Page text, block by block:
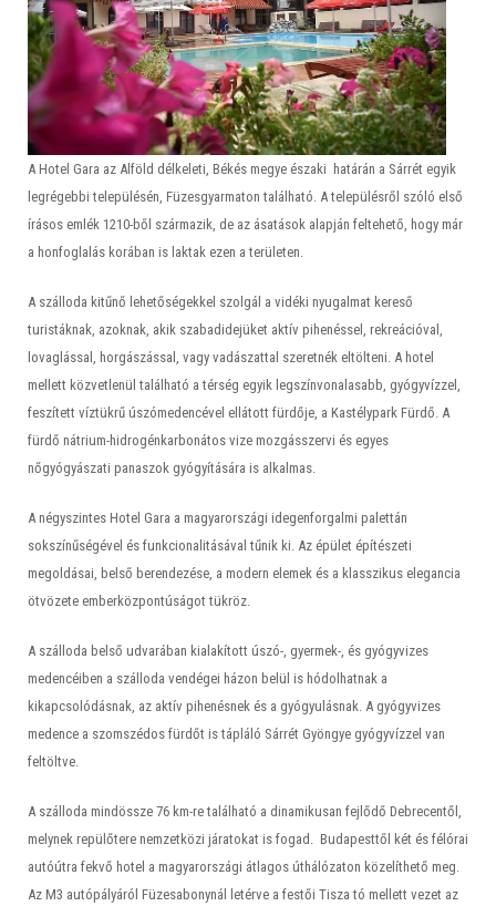
A Hotel Gara az Alföld délkeleti, Békés megye északi határán a Sárrét egyik
legrégebbi településén, Füzesgyarmaton található. A településről szóló első
írásos emlék 1210-ből származik, de az ásatások alapján feltehető, hogy már
a honfoglalás korában is laktak ezen a területen.
A szálloda kitűnő lehetőségekkel szolgál a vidéki nyugalmat kereső
turistáknak, azoknak, akik szabadidejüket aktív pihenéssel, rekreációval,
lovaglással, horgászással, vagy vadászattal szeretnék eltölteni. A hotel
mellett közvetlenül található a térség egyik legszínvonalasabb, gyógyvízzel,
feszített víztükrű úszómedencével ellátott fürdője, a Kastélypark Fürdő. A
fürdő nátrium-hidrogénkarbonátos vize mozgásszervi és egyes
nőgyógyászati panaszok gyógyítására is alkalmas.
A négyszintes Hotel Gara a magyarországi idegenforgalmi palettán
sokszínűségével és funkcionalitásával tűnik ki. Az épület építészeti
megoldásai, belső berendezése, a modern elemek és a klasszikus elegancia
ötvözete emberközpontúságot tükröz.
A szálloda belső udvarában kialakított úszó-, gyermek-, és gyógyvizes
medencéiben a szálloda vendégei házon belül is hódolhatnak a
kikapcsolódásnak, az aktív pihenésnek és a gyógyulásnak. A gyógyvizes
medence a szomszédos fürdőt is tápláló Sárrét Gyöngye gyógyvízzel van
feltöltve.
A szálloda mindössze 76 km-re található a dinamikusan fejlődő Debrecentől,
melynek repülőtere nemzetközi járatokat is fogad. Budapesttől két és félórai
autóútra fekvő hotel a magyarországi átlagos úthálózaton közelíthető meg.
Az M3 autópályáról Füzesabonynál letérve a festői Tisza tó mellett vezet az